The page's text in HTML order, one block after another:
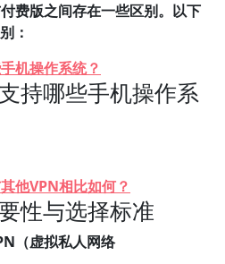
费版之间存在一些区别。以下
：
机操作系统？
持哪些手机操作系
他VPN相比如何？
性与选择标准
（虚拟私人网络